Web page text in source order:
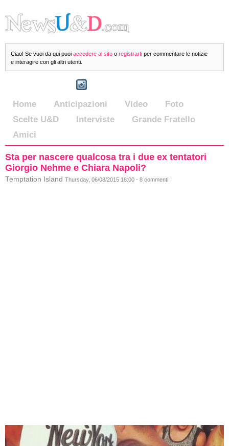
Ciao! Se vuoi da qui puoi accedere al sito o registrarti per commentare le notizie
e interagire con gli altri utenti.
Home Anticipazioni Video
Foto
Scelte U&D
Interviste
Grande Fratello
Amici
Sta per nascere qualcosa tra i due ex tentatori
Giorgio Nehme e Chiara Napoli?
Temptation Island Thursday, 06/08/2015 18:00 - 8 commenti